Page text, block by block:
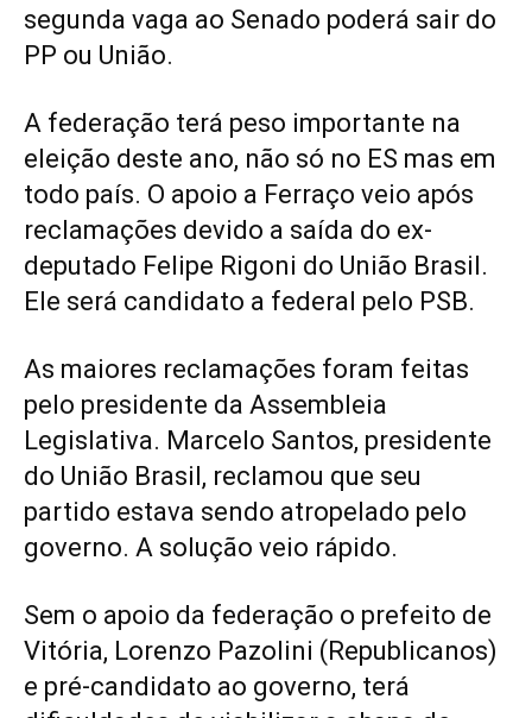
segunda vaga ao Senado poderá sair do
PP ou União.
A federação terá peso importante na
eleição deste ano, não só no ES mas em
todo país. O apoio a Ferraço veio após
reclamações devido a saída do ex-
deputado Felipe Rigoni do União Brasil.
Ele será candidato a federal pelo PSB.
As maiores reclamações foram feitas
pelo presidente da Assembleia
Legislativa. Marcelo Santos, presidente
do União Brasil, reclamou que seu
partido estava sendo atropelado pelo
governo. A solução veio rápido.
Sem o apoio da federação o prefeito de
Vitória, Lorenzo Pazolini (Republicanos)
e pré-candidato ao governo, terá